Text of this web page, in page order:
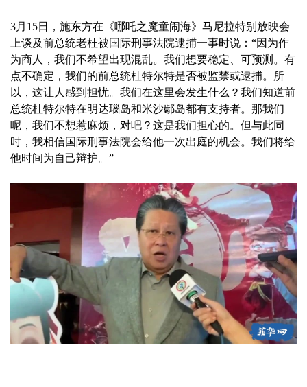
3月15日，施东方在《哪吒之魔童闹海》马尼拉特别放映会
上谈及前总统老杜被国际刑事法院逮捕一事时说：“因为作
为商人，我们不希望出现混乱。我们想要稳定、可预测。有
点不确定，我们的前总统杜特尔特是否被监禁或逮捕。所
以，这让人感到担忧。我们在这里会发生什么？我们知道前
总统杜特尔特在明达瑙岛和米沙鄢岛都有支持者。那我们
呢，我们不想惹麻烦，对吧？这是我们担心的。但与此同
时，我相信国际刑事法院会给他一次出庭的机会。我们将给
他时间为自己辩护。”